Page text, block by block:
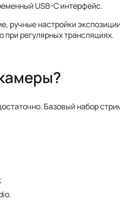
USB-C интерфейс.
ручные настройки
регулярных трансляциях.
Базовый набор